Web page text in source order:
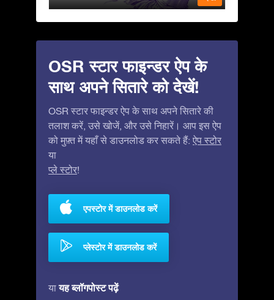
OSR स्टार फाइन्डर ऐप के
साथ अपने सितारे को देखें!
OSR स्टार फाइन्डर ऐप के साथ अपने सितारे की
तलाश करें, उसे खोजें, और उसे निहारें। आप इस ऐप
को मुफ़्त में यहाँ से डाउनलोड कर सकते हैं: ऐप स्टोर
या
प्ले स्टोर!
एपस्टोर में डाउनलोड करें
प्लेस्टोर में डाउनलोड करें
यायह ब्लॉगपोस्ट पढ़ें